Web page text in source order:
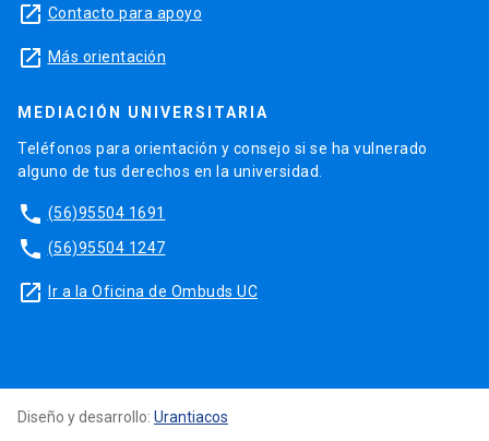
launch Contacto para apoyo
launch Más orientación
MEDIACIÓN UNIVERSITARIA
Teléfonos para orientación y consejo si se ha vulnerado
alguno de tus derechos en la universidad.
phone (56)95504 1691
phone (56)95504 1247
launch Ir a la Oficina de Ombuds UC
Diseño y desarrollo: Urantiacos